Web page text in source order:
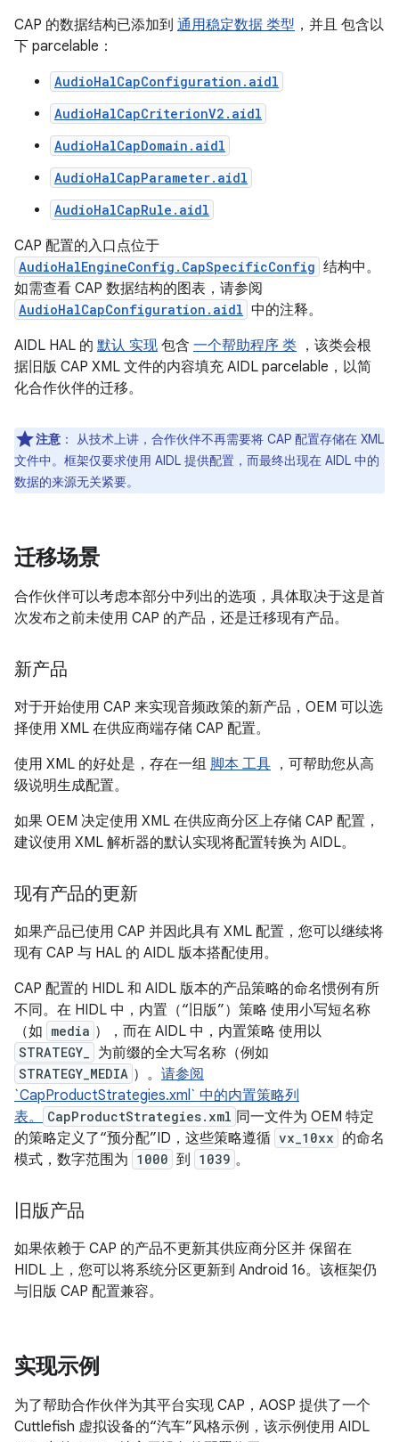
CAP 的数据结构已添加到 通用稳定数据 类型 ，并且 包含以
下 parcelable：
AudioHalCapConfiguration.aidl
AudioHalCapCriterionV2.aidl
AudioHalCapDomain.aidl
AudioHalCapParameter.aidl
AudioHalCapRule.aidl
CAP 配置的入口点位于
AudioHalEngineConfig.CapSpecificConfig 结构中。
如需查看 CAP 数据结构的图表，请参阅
AudioHalCapConfiguration.aidl 中的注释。
AIDL HAL 的 默认 实现 包含 一个帮助程序 类 ，该类会根
据旧版 CAP XML 文件的内容填充 AIDL parcelable，以简
化合作伙伴的迁移。
注意 ：
从技术上讲，合作伙伴不再需要将 CAP 配置存储在 XML
文件中。框架仅要求使用 AIDL 提供配置，而最终出现在 AIDL 中的
数据的来源无关紧要。
迁移场景
合作伙伴可以考虑本部分中列出的选项，具体取决于这是首
次发布之前未使用 CAP 的产品，还是迁移现有产品。
新产品
对于开始使用 CAP 来实现音频政策的新产品，OEM 可以选
择使用 XML 在供应商端存储 CAP 配置。
使用 XML 的好处是，存在一组 脚本 工具 ，可帮助您从高
级说明生成配置。
如果 OEM 决定使用 XML 在供应商分区上存储 CAP 配置，
建议使用 XML 解析器的默认实现将配置转换为 AIDL。
现有产品的更新
如果产品已使用 CAP 并因此具有 XML 配置，您可以继续将
现有 CAP 与 HAL 的 AIDL 版本搭配使用。
CAP 配置的 HIDL 和 AIDL 版本的产品策略的命名惯例有所
不同。在 HIDL 中，内置（“旧版”）策略 使用小写短名称
（如 media ），而在 AIDL 中，内置策略 使用以
STRATEGY_ 为前缀的全大写名称（例如
STRATEGY_MEDIA ）。 请参阅
`CapProductStrategies.xml` 中的内置策略列
表。
CapProductStrategies.xml 同一文件为 OEM 特定
的策略定义了“预分配”ID，这些策略遵循 vx_10xx 的命名
模式，数字范围为 1000 到 1039 。
旧版产品
如果依赖于 CAP 的产品不更新其供应商分区并 保留在
HIDL 上，您可以将系统分区更新到 Android 16。该框架仍
与旧版 CAP 配置兼容。
实现示例
为了帮助合作伙伴为其平台实现 CAP，AOSP 提供了一个
Cuttlefish 虚拟设备的“汽车”风格示例，该示例使用 AIDL